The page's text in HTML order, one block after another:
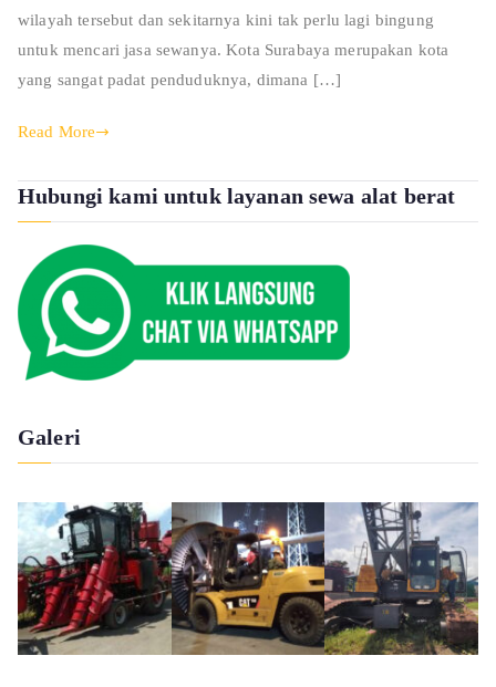
wilayah tersebut dan sekitarnya kini tak perlu lagi bingung
untuk mencari jasa sewanya. Kota Surabaya merupakan kota
yang sangat padat penduduknya, dimana […]
Read More
Hubungi kami untuk layanan sewa alat berat
Galeri